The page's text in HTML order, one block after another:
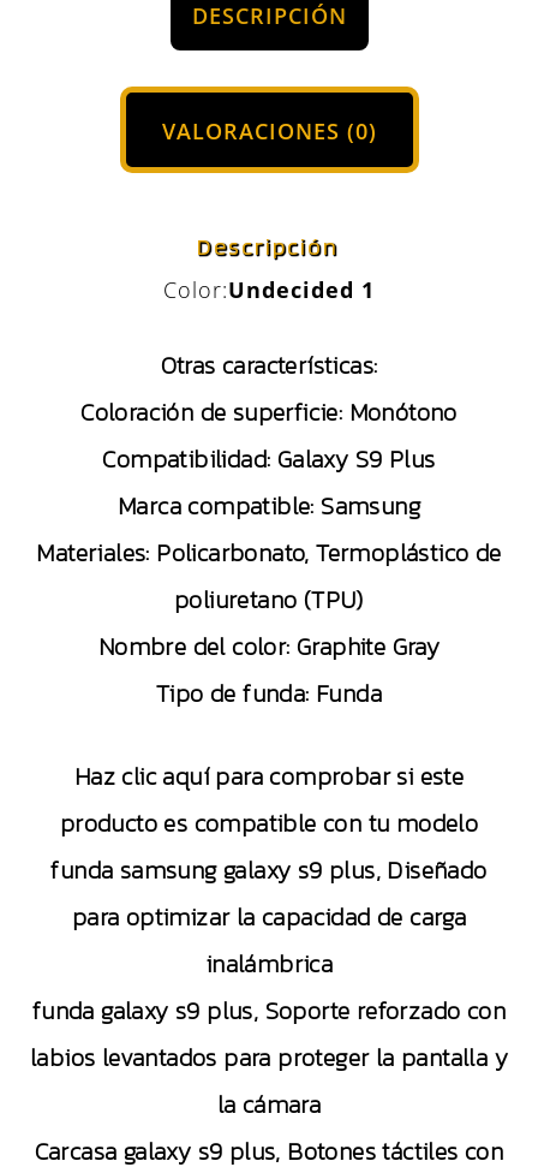
DESCRIPCIÓN
VALORACIONES (0)
Descripción
Color:Undecided 1
Otras características:
Coloración de superficie: Monótono
Compatibilidad: Galaxy S9 Plus
Marca compatible: Samsung
Materiales: Policarbonato, Termoplástico de
poliuretano (TPU)
Nombre del color: Graphite Gray
Tipo de funda: Funda
Haz clic aquí para comprobar si este
producto es compatible con tu modelo
funda samsung galaxy s9 plus, Diseñado
para optimizar la capacidad de carga
inalámbrica
funda galaxy s9 plus, Soporte reforzado con
labios levantados para proteger la pantalla y
la cámara
Carcasa galaxy s9 plus, Botones táctiles con